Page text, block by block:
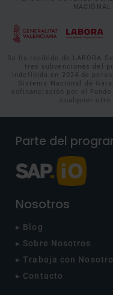
Se ha recibido de LABORA
tres subvenciones del
indefinida en 2024 de
Sistema Nacional de
cofinanciación por el Fondo
cualquier otro
Parte del
Nosotros
▸ Blog
▸ Sobre Nosotros
▸ Trabaja con
▸ Contacto